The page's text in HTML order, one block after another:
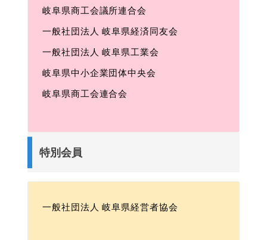
岐阜県商工会議所連合会
一般社団法人 岐阜県経済同友会
一般社団法人 岐阜県工業会
岐阜県中小企業団体中央会
岐阜県商工会連合会
特別会員
一般社団法人 岐阜県経営者協会